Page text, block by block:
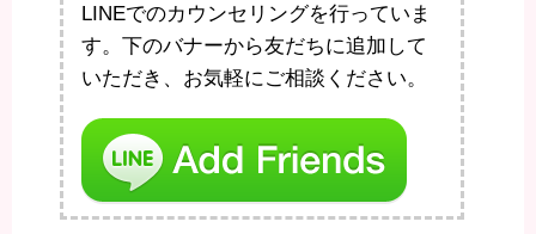
LINEでのカウンセリングを行っていま
す。下のバナーから友だちに追加して
いただき、お気軽にご相談ください。